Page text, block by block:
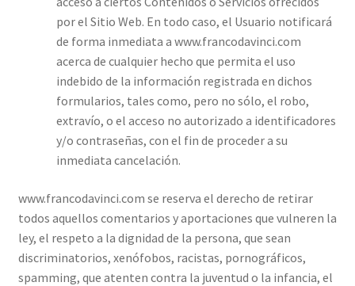
por el Sitio Web. En todo caso, el Usuario notificará
de forma inmediata a www.francodavinci.com
acerca de cualquier hecho que permita el uso
indebido de la información registrada en dichos
formularios, tales como, pero no sólo, el robo,
extravío, o el acceso no autorizado a identificadores
y/o contraseñas, con el fin de proceder a su
inmediata cancelación.
www.francodavinci.com se reserva el derecho de retirar
todos aquellos comentarios y aportaciones que vulneren la
ley, el respeto a la dignidad de la persona, que sean
discriminatorios, xenófobos, racistas, pornográficos,
spamming, que atenten contra la juventud o la infancia, el